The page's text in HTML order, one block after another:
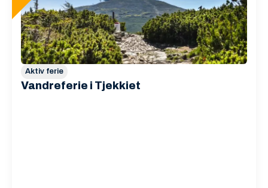
Aktiv ferie
Vandreferie i Tjekkiet